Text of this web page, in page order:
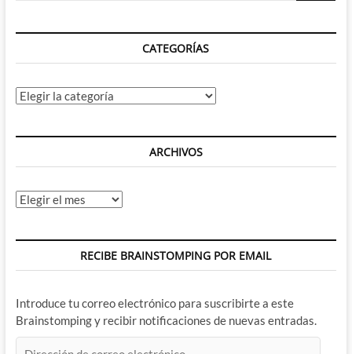
CATEGORÍAS
Categorías
ARCHIVOS
Archivos
RECIBE BRAINSTOMPING POR EMAIL
Introduce tu correo electrónico para suscribirte a este
Brainstomping y recibir notificaciones de nuevas entradas.